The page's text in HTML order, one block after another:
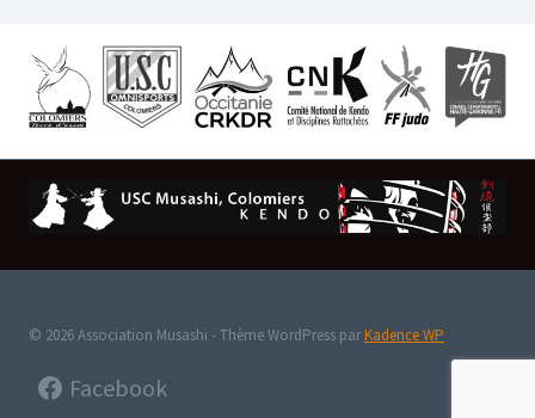
© 2026 Association Musashi - Thème WordPress par Kadence WP
Facebook